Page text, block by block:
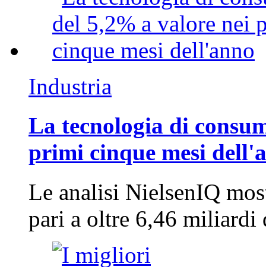
Industria
La tecnologia di
primi cinque mesi
Le analisi NielsenIQ
pari a oltre 6,46